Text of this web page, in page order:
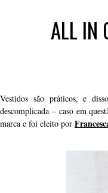
ALL IN
Vestidos são práticos, e
descomplicada – caso em
marca e foi eleito por